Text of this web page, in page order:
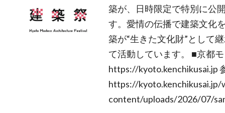
築が、日時限定で特別に公
す。愛情の伝播で建築文化
築が“生きた文化財”として
て活動しています。 ■京都
https://kyoto.kenchikusai.jp
https://kyoto.kenchikusai.jp/
content/uploads/2026/07/